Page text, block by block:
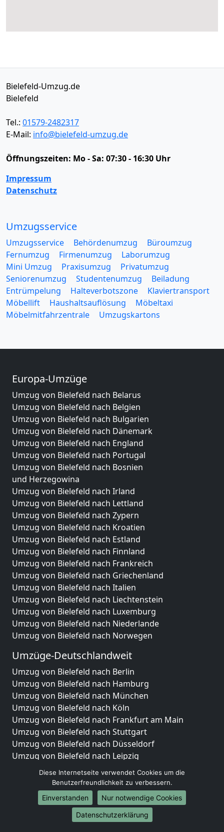
Bielefeld-Umzug.de
Bielefeld
Tel.: 01579-2482317
E-Mail: info@bielefeld-umzug.de
Öffnungszeiten: Mo - Sa: 07:30 - 16:30 Uhr
Impressum
Datenschutz
Umzugsservice
Umzugsservice Behördenumzug
Büroumzug
Fernumzug
Firmenumzug
Laborumzug
Mini Umzug
Praxisumzug
Privatumzug
Seniorenumzug
Studentenumzug
Beiladung
Entrümpelung
Halteverbotszone
Klaviertransport
Möbellift
Haushaltsauflösung
Möbeltaxi
Möbelmitfahrzentrale
Umzugskartons
Europa-Umzüge
Umzug von Bielefeld nach Belarus
Umzug von Bielefeld nach Belgien
Umzug von Bielefeld nach Bulgarien
Umzug von Bielefeld nach Dänemark
Umzug von Bielefeld nach England
Umzug von Bielefeld nach Portugal
Umzug von Bielefeld nach Bosnien
und Herzegowina
Umzug von Bielefeld nach Irland
Umzug von Bielefeld nach Lettland
Umzug von Bielefeld nach Zypern
Umzug von Bielefeld nach Kroatien
Umzug von Bielefeld nach Estland
Umzug von Bielefeld nach Finnland
Umzug von Bielefeld nach Frankreich
Umzug von Bielefeld nach Griechenland
Umzug von Bielefeld nach Italien
Umzug von Bielefeld nach Liechtenstein
Umzug von Bielefeld nach Luxemburg
Umzug von Bielefeld nach Niederlande
Umzug von Bielefeld nach Norwegen
Umzüge-Deutschlandweit
Umzug von Bielefeld nach Berlin
Umzug von Bielefeld nach Hamburg
Umzug von Bielefeld nach München
Umzug von Bielefeld nach Köln
Umzug von Bielefeld nach Frankfurt am Main
Umzug von Bielefeld nach Stuttgart
Umzug von Bielefeld nach Düsseldorf
Umzug von Bielefeld nach Leipzig
Umzug von Bielefeld nach Dortmund
Umzug von Bielefeld nach Essen
Umzug von Bielefeld nach Bremen
Umzug von Bielefeld nach Dresden
Umzug von Bielefeld nach Hannover
Diese Internetseite verwendet Cookies um die
Benutzerfreundlichkeit zu verbessern.
Einverstanden
Nur notwendige Cookies
Datenschutzerklärung